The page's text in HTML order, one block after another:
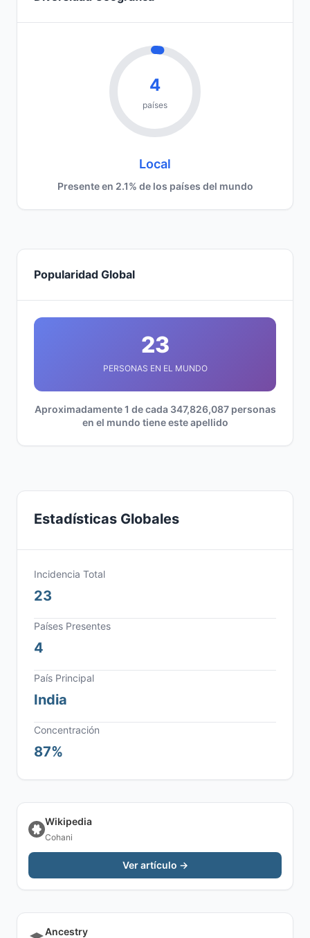
4
países
Local
Presente en 2.1% de los países del mundo
Popularidad Global
23
PERSONAS EN EL MUNDO
Aproximadamente 1 de cada 347,826,087 personas
en el mundo tiene este apellido
Estadísticas Globales
Incidencia Total
23
Países Presentes
4
País Principal
India
Concentración
87%
Wikipedia
Cohani
Ver artículo →
Ancestry